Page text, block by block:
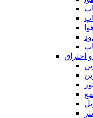
احتراق